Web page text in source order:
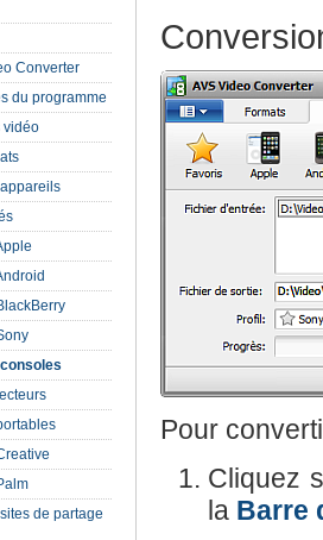
Pour
Cliquez
la Barre
Converter
du programme
vidéo
de partage